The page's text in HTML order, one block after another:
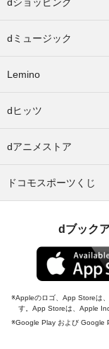
dミュージック
Lemino
dヒッツ
dアニメストア
ドコモスポーツくじ
dブック
Appleのロゴ、App Storeは
す。App Storeは、Apple
Google Play および Google